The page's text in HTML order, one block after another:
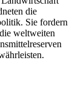
die
Sie fordern
weltweiten